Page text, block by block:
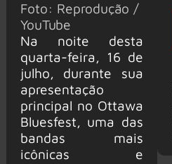
Foto: Reprodução /
YouTube
Na noite desta
quarta-feira, 16 de
julho, durante sua
apresentação
principal no Ottawa
Bluesfest, uma das
bandas mais
icônicas e